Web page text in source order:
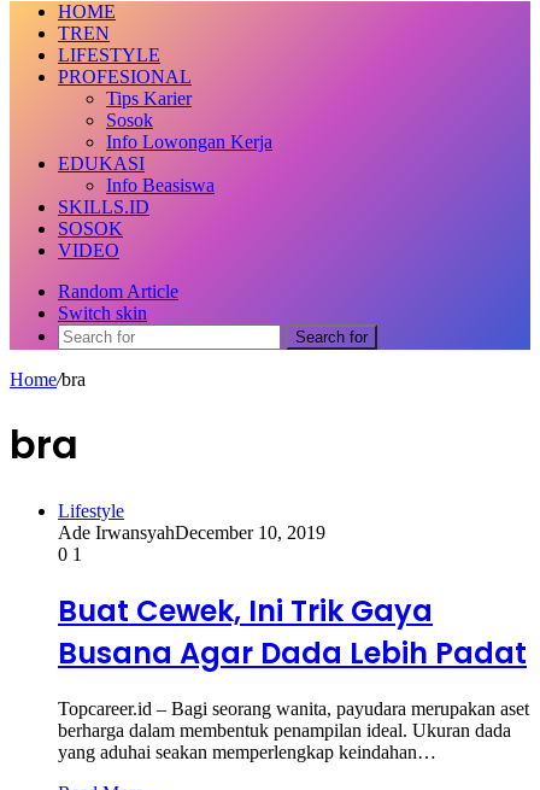
HOME
TREN
LIFESTYLE
PROFESIONAL
Tips Karier
Sosok
Info Lowongan Kerja
EDUKASI
Info Beasiswa
SKILLS.ID
SOSOK
VIDEO
Random Article
Switch skin
Search for
Home/bra
bra
Lifestyle
Ade IrwansyahDecember 10, 2019
0 1
Buat Cewek, Ini Trik Gaya
Busana Agar Dada Lebih Padat
Topcareer.id – Bagi seorang wanita, payudara merupakan aset
berharga dalam membentuk penampilan ideal. Ukuran dada
yang aduhai seakan memperlengkap keindahan…